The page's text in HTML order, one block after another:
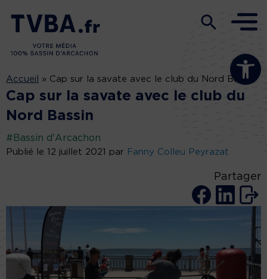
Ouvrir la
Accueil » Cap sur la savate avec le club du Nord Bassin
Cap sur la savate avec le club du
Nord Bassin
#Bassin d'Arcachon
Publié le 12 juillet 2021 par Fanny Colleu Peyrazat
Partager